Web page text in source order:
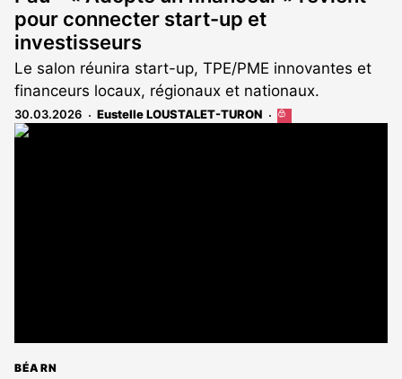
pour connecter start-up et
investisseurs
Le salon réunira start-up, TPE/PME innovantes et
financeurs locaux, régionaux et nationaux.
30.03.2026 Eustelle LOUSTALET-TURON
Cet
BÉARN